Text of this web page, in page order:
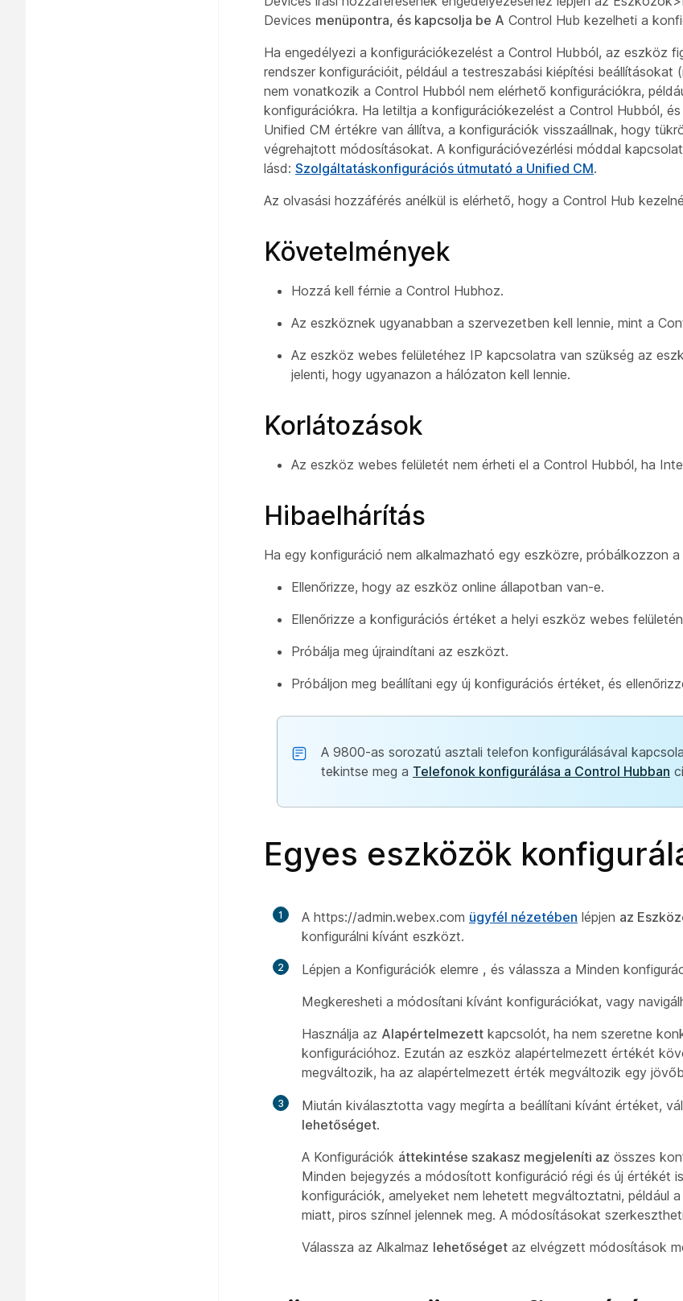
Devices menüpontra, és kapcsolja be A Control Hub kezelheti a
Ha engedélyezi a konfigurációkezelést a Control Hubból, az eszköz
rendszer konfigurációit, például a testreszabási kiépítési beállításokat
nem vonatkozik a Control Hubból nem elérhető konfigurációkra,
konfigurációkra. Ha letiltja a konfigurációkezelést a Control Hubból,
Unified CM értékre van állítva, a konfigurációk visszaállnak, hogy
végrehajtott módosításokat. A konfigurációvezérlési móddal
lásd: Szolgáltatáskonfigurációs útmutató a Unified CM.
Az olvasási hozzáférés anélkül is elérhető, hogy a Control Hub
Követelmények
Hozzá kell férnie a Control Hubhoz.
Az eszköznek ugyanabban a szervezetben kell lennie, mint a
Az eszköz webes felületéhez IP kapcsolatra van szükség az
jelenti, hogy ugyanazon a hálózaton kell lennie.
Korlátozások
Az eszköz webes felületét nem érheti el a Control Hubból, ha
Hibaelhárítás
Ha egy konfiguráció nem alkalmazható egy eszközre, próbálkozzon
Ellenőrizze, hogy az eszköz online állapotban van-e.
Ellenőrizze a konfigurációs értéket a helyi eszköz webes
Próbálja meg újraindítani az eszközt.
Próbáljon meg beállítani egy új konfigurációs értéket, és
A 9800-as sorozatú asztali telefon konfigurálásával
tekintse meg a Telefonok konfigurálása a Control Hubban
Egyes eszközök
1 A https://admin.webex.com ügyfél nézetében lépjen az
konfigurálni kívánt eszközt.
2 Lépjen a Konfigurációk elemre , és válassza a Minden
Megkeresheti a módosítani kívánt konfigurációkat, vagy
Használja az Alapértelmezett kapcsolót, ha nem szeretne
konfigurációhoz. Ezután az eszköz alapértelmezett értékét
megváltozik, ha az alapértelmezett érték megváltozik egy
3
Miután kiválasztotta vagy megírta a beállítani kívánt értéket,
lehetőséget.
A Konfigurációk áttekintése szakasz megjeleníti az összes
Minden bejegyzés a módosított konfiguráció régi és új értékét
konfigurációk, amelyeket nem lehetett megváltoztatni, például
miatt, piros színnel jelennek meg. A módosításokat
Válassza az Alkalmaz lehetőséget az elvégzett módosítások